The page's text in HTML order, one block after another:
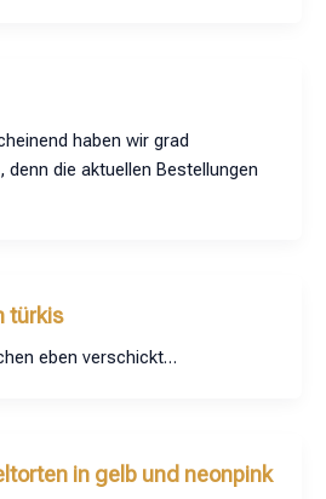
haben wir grad
denn die aktuellen Bestellungen
türkis
eben verschickt…
in gelb und neonpink